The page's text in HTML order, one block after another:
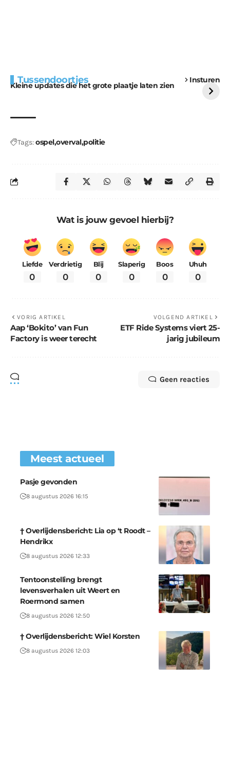
Tussendoortjes Insturen
Kleine updates die het grote plaatje laten zien
voor kabouters
uitdaging
Tags:ospelovervalpolitie
Wat is jouw gevoel hierbij?
Liefde
0
Verdrietig
0
Blij
0
Slaperig
0
Boos
0
Uhuh
0
VORIG ARTIKEL
Aap ‘Bokito’ van Fun
Factory is weer terecht
VOLGEND ARTIKEL
ETF Ride Systems viert 25-
jarig jubileum
Geen reacties
Meest actueel
Pasje gevonden
8 augustus 2026 16:15
† Overlijdensbericht: Lia op ‘t Roodt –
Hendrikx
8 augustus 2026 12:33
Tentoonstelling brengt
levensverhalen uit Weert en
Roermond samen
8 augustus 2026 12:50
† Overlijdensbericht: Wiel Korsten
8 augustus 2026 12:03